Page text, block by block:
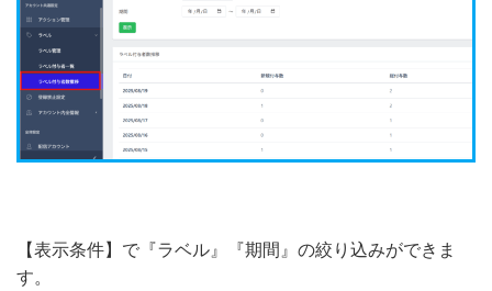
【表示条件】で『ラベル』『期間』の絞り込みができま
す。